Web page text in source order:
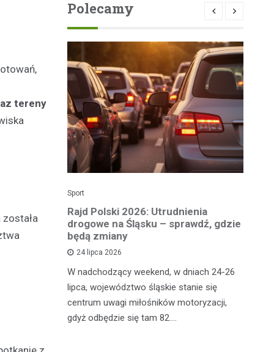
tereny
Polecamy
sezonu
Sport
Rajd Polski 2026: Utrudnienia
drogowe na Śląsku – sprawdź, gdzie
będą zmiany
24 lipca 2026
W nadchodzący weekend, w dniach 24-26
lipca, województwo śląskie stanie się
centrum uwagi miłośników motoryzacji,
gdyż odbędzie się tam 82.…